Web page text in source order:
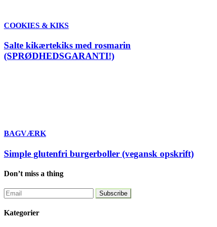
COOKIES & KIKS
Salte kikærtekiks med rosmarin
(SPRØDHEDSGARANTI!)
BAGVÆRK
Simple glutenfri burgerboller (vegansk opskrift)
Don’t miss a thing
Kategorier